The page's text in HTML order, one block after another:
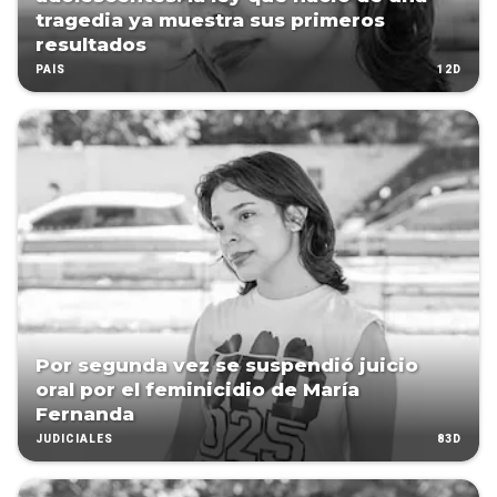
tragedia ya muestra sus primeros
resultados
PAÍS 12D
Por segunda vez se suspendió juicio
oral por el feminicidio de María
Fernanda
JUDICIALES 83D